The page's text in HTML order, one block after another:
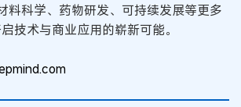
料科学、药物研发、可持续发展等更多
技术与商业应用的崭新可能。